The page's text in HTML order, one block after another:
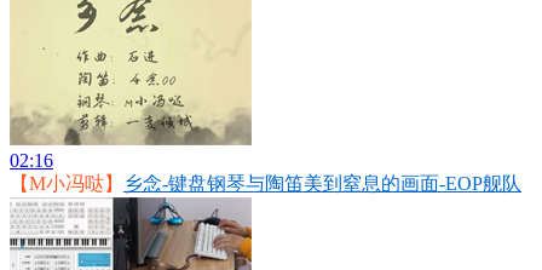
02:16
【M小冯哒】
乡念-键盘钢琴与陶笛美到窒息的画面-EOP舰队